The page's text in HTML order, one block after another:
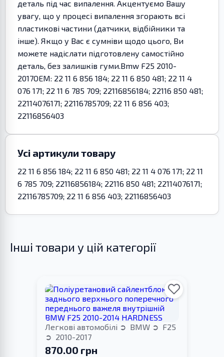
деталь під час випалення. Акцентуємо Вашу
увагу, що у процесі випалення згорають всі
пластикові частини (датчики, відбійники та
інше). Якщо у Вас є сумніви щодо цього, Ви
можете надіслати підготовлену самостійно
деталь, без залишків гуми.Bmw F25 2010-
2017OEM: 22 11 6 856 184; 22 11 6 850 481; 22 11 4
076 171; 22 11 6 785 709; 22116856184; 22116 850 481;
22114076171; 22116785709; 22 11 6 856 403;
22116856403
Усі артикули товару
22 11 6 856 184; 22 11 6 850 481; 22 11 4 076 171; 22 11
6 785 709; 22116856184; 22116 850 481; 22114076171;
22116785709; 22 11 6 856 403; 22116856403
Інші товари у цій категорії
Легкові автомобілі BMW
F25
2010-2017
870.00 грн